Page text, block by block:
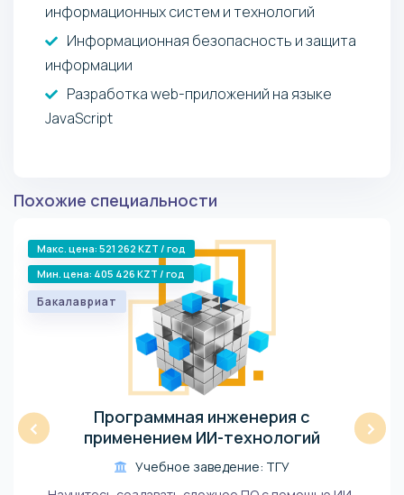
информационных систем и технологий
Информационная безопасность и защита
информации
Разработка web-приложений на языке
JavaScript
Похожие специальности
‹
Макс. цена: 521 262 KZT / год
Мин. цена: 405 426 KZT / год
Бакалавриат
Программная инженерия с
применением ИИ-технологий
Учебное заведение: ТГУ
›